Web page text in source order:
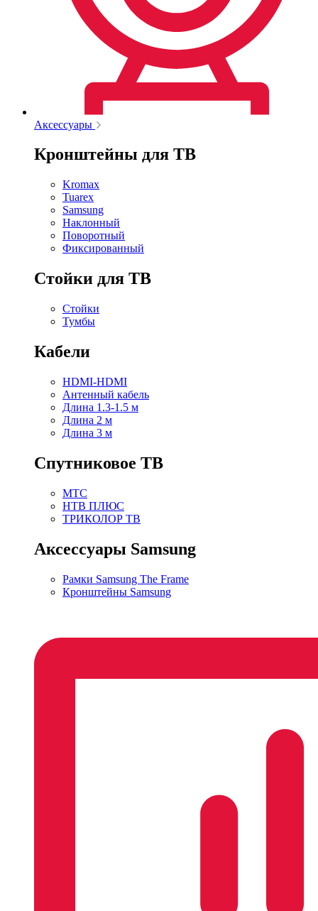
Аксессуары
Кронштейны для ТВ
Kromax
Tuarex
Samsung
Наклонный
Поворотный
Фиксированный
Стойки для ТВ
Стойки
Тумбы
Кабели
HDMI-HDMI
Антенный кабель
Длина 1.3-1.5 м
Длина 2 м
Длина 3 м
Спутниковое ТВ
МТС
НТВ ПЛЮС
ТРИКОЛОР ТВ
Аксессуары Samsung
Рамки Samsung The Frame
Кронштейны Samsung